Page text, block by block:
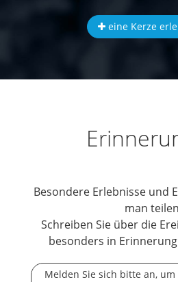
eine Kerze
Besondere Erlebnisse und
man
Schreiben Sie über die
besonders in
Melden Sie sich bitte an,